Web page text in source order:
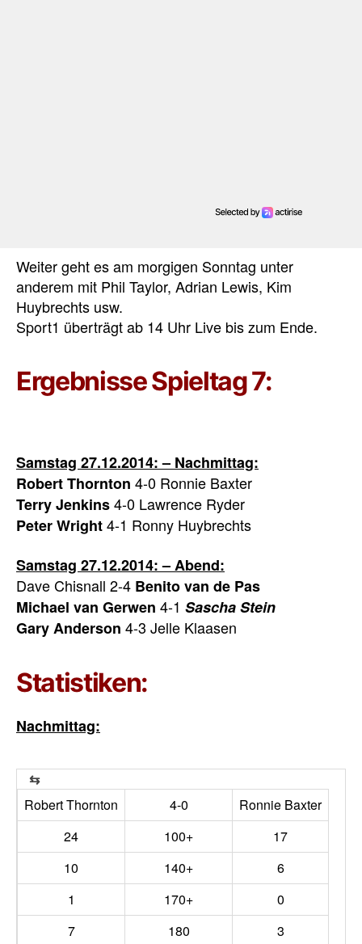
Weiter geht es am morgigen Sonntag unter
anderem mit Phil Taylor, Adrian Lewis, Kim
Huybrechts usw.
Sport1 überträgt ab 14 Uhr Live bis zum Ende.
Ergebnisse Spieltag 7:
Samstag 27.12.2014: – Nachmittag:
Robert Thornton 4-0 Ronnie Baxter
Terry Jenkins4-0 Lawrence Ryder
Peter Wright4-1 Ronny Huybrechts
Samstag 27.12.2014: – Abend:
Dave Chisnall 2-4 Benito van de Pas
Michael van Gerwen 4-1 Sascha Stein
Gary Anderson 4-3 Jelle Klaasen
Statistiken:
Nachmittag:
Robert Thornton 4-0
Ronnie Baxter
24
100+
17
10
140+
6
1
170+
0
7
180
3